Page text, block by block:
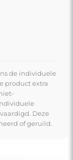
de individuele
product extra
Deze
of geruild.